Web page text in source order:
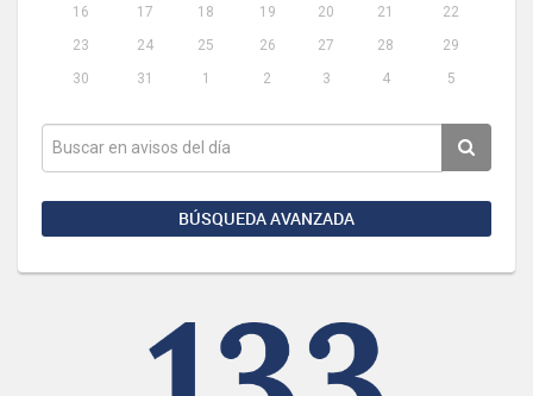
16
17 18 19 20 21
22
23
24 25 26 27 28
29
30
31 1 2 3 4 5
BÚSQUEDA AVANZADA